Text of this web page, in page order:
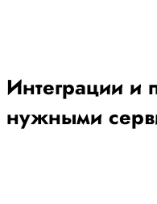
Интеграции и
нужными